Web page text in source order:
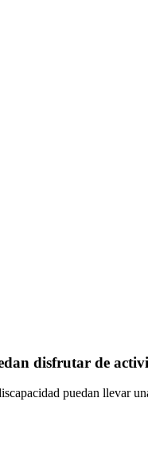
disfrutar de
puedan llevar